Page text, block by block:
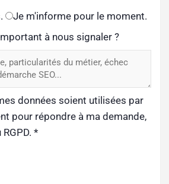
Je m'informe pour le moment.
à nous signaler ?
données soient utilisées par
pour répondre à ma demande,
*